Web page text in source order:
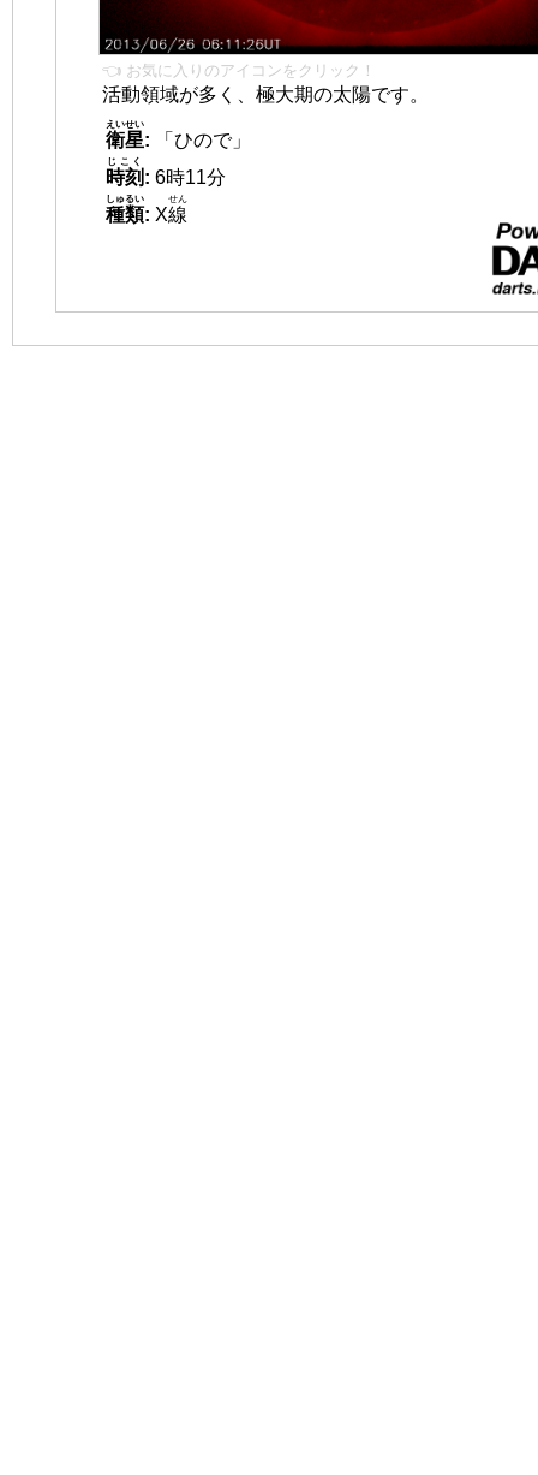
👈 お気に入りのアイコンをクリック！
活動領域が多く、極大期の太陽です。
衛星
えいせい
:
「ひので」
時刻
じこく
: 6時11分
種類
しゅるい
: X線
せん